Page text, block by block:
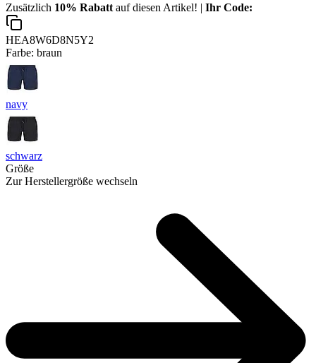
Zusätzlich 10% Rabatt auf diesen Artikel! | Ihr Code:
HEA8W6D8N5Y2
Farbe: braun
navy
schwarz
Größe
Zur Herstellergröße wechseln